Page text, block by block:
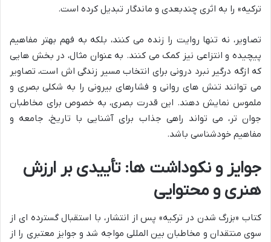
ترکیه» را به اثری چندبعدی و ماندگار تبدیل کرده است.
تصاویر، نه تنها روایت را زنده می کنند، بلکه به فهم بهتر مفاهیم
پیچیده و انتزاعی نیز کمک می کنند. به عنوان مثال، در بخش هایی
که ازگه درگیر نبرد درونی برای انتخاب مسیر زندگی اش است، تصاویر
می توانند تنش های روانی و فشارهای بیرونی را به شکلی بصری و
ملموس نمایش دهند. این قدرت بصری، به خصوص برای مخاطبان
جوان تر، می تواند راهی جذاب برای آشنایی با تاریخ، جامعه و
مفاهیم خودشناسی باشد.
جوایز و نکوداشت ها: تأییدی بر ارزش
هنری و محتوایی
کتاب «بزرگ شدن در ترکیه» پس از انتشار، با استقبال گسترده ای از
سوی منتقدان و مخاطبان بین المللی مواجه شد و جوایز معتبری را از